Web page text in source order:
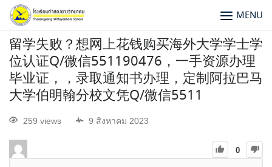
MENU
留学失败？想网上花钱购买海外大学学士学
位认证Q/微信551190476，一手资源办理
毕业证，，录取通知书办理，定制阿拉巴马
大学伯明翰分校文凭Q/微信5511
259 views 9 สิงหาคม 2023
0